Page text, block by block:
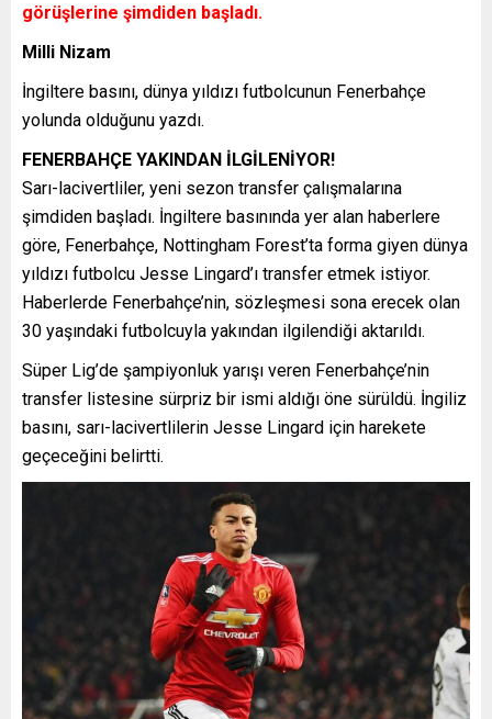
görüşlerine şimdiden başladı.
Milli Nizam
İngiltere basını, dünya yıldızı futbolcunun Fenerbahçe
yolunda olduğunu yazdı.
FENERBAHÇE YAKINDAN İLGİLENİYOR!
Sarı-lacivertliler, yeni sezon transfer çalışmalarına
şimdiden başladı. İngiltere basınında yer alan haberlere
göre, Fenerbahçe, Nottingham Forest’ta forma giyen dünya
yıldızı futbolcu Jesse Lingard’ı transfer etmek istiyor.
Haberlerde Fenerbahçe’nin, sözleşmesi sona erecek olan
30 yaşındaki futbolcuyla yakından ilgilendiği aktarıldı.
Süper Lig’de şampiyonluk yarışı veren Fenerbahçe’nin
transfer listesine sürpriz bir ismi aldığı öne sürüldü. İngiliz
basını, sarı-lacivertlilerin Jesse Lingard için harekete
geçeceğini belirtti.